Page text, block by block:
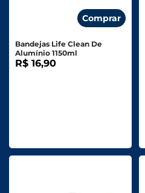
Comprar
Bandejas Life Clean De
Alumínio 1150ml
R$ 16,90